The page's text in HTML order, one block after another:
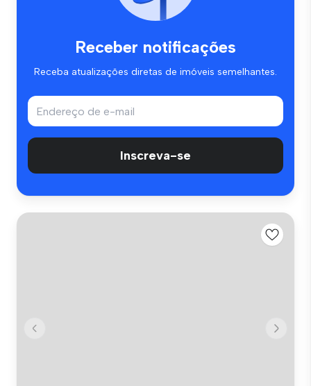
Receber notificações
Receba atualizações diretas de imóveis semelhantes.
Inscreva-se